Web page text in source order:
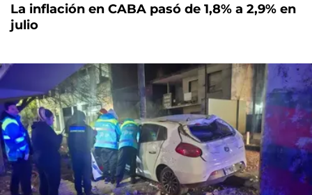
La inflación en CABA pasó de 1,8% a 2,9% en
julio